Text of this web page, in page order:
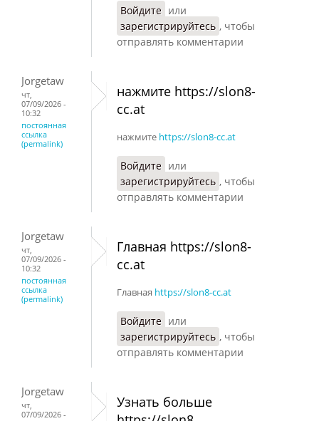
Войдите или
зарегистрируйтесь , чтобы
отправлять комментарии
Jorgetaw
чт,
07/09/2026 -
10:32
постоянная
ссылка
(permalink)
нажмите https://slon8-
cc.at
нажмите https://slon8-cc.at
Войдите или
зарегистрируйтесь , чтобы
отправлять комментарии
Jorgetaw
чт,
07/09/2026 -
10:32
постоянная
ссылка
(permalink)
Главная https://slon8-
cc.at
Главная https://slon8-cc.at
Войдите или
зарегистрируйтесь , чтобы
отправлять комментарии
Jorgetaw
чт,
07/09/2026 -
Узнать больше